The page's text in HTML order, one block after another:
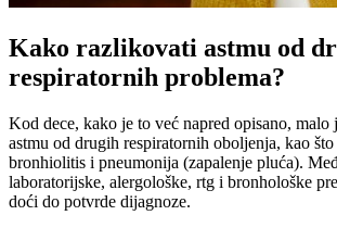
Kako razlikovati astmu od
respiratornih problema?
Kod dece, kako je to već napred opisano, malo
astmu od drugih respiratornih oboljenja, kao
bronhiolitis i pneumonija (zapalenje pluća).
laboratorijske, alergološke, rtg i bronhološke
doći do potvrde dijagnoze.